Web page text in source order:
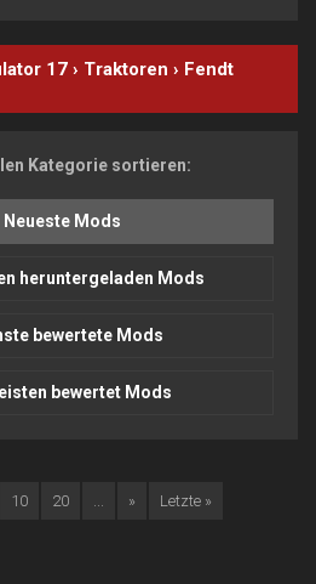
17 › Traktoren › Fendt
Kategorie sortieren:
Neueste Mods
heruntergeladen Mods
bewertete Mods
bewertet Mods
10 20 ... » Letzte »